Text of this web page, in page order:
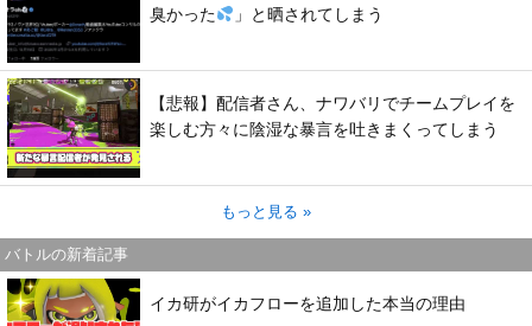
臭かった
」と晒されてしまう
【悲報】配信者さん、ナワバリでチームプレイを
楽しむ方々に陰湿な暴言を吐きまくってしまう
もっと見る »
バトルの新着記事
イカ研がイカフローを追加した本当の理由